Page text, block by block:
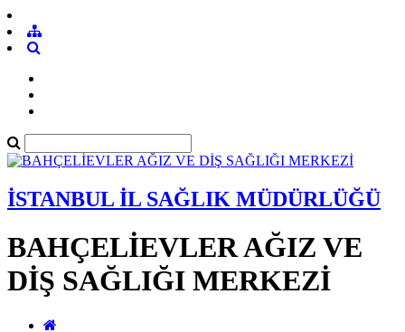
İSTANBUL İL SAĞLIK MÜDÜRLÜĞÜ
BAHÇELİEVLER AĞIZ VE
DİŞ SAĞLIĞI MERKEZİ